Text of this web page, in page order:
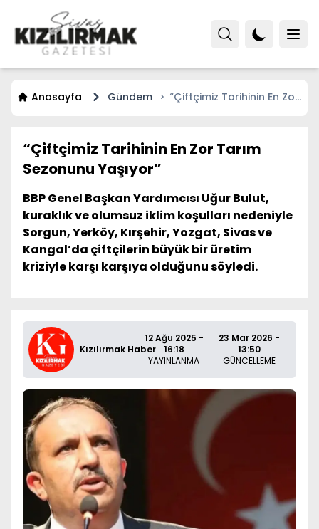
Anasayfa Gündem
“Çiftçimiz Tarihinin En Zor
“Çiftçimiz Tarihinin En Zor Tarım
Sezonunu Yaşıyor”
BBP Genel Başkan Yardımcısı Uğur Bulut,
kuraklık ve olumsuz iklim koşulları nedeniyle
Sorgun, Yerköy, Kırşehir, Yozgat, Sivas ve
Kangal’da çiftçilerin büyük bir üretim
kriziyle karşı karşıya olduğunu söyledi.
Kızılırmak Haber
12 Ağu 2025 -
16:18
YAYINLANMA
23 Mar 2026 -
13:50
GÜNCELLEME